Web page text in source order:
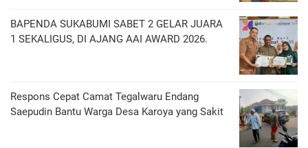
BAPENDA SUKABUMI SABET 2 GELAR JUARA
1 SEKALIGUS, DI AJANG AAI AWARD 2026.
Respons Cepat Camat Tegalwaru Endang
Saepudin Bantu Warga Desa Karoya yang Sakit